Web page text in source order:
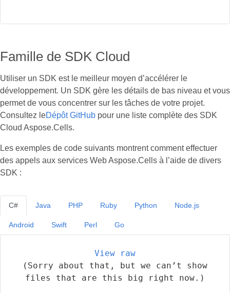
Famille de SDK Cloud
Utiliser un SDK est le meilleur moyen d’accélérer le
développement. Un SDK gère les détails de bas niveau et vous
permet de vous concentrer sur les tâches de votre projet.
Consultez leDépôt GitHub pour une liste complète des SDK
Cloud Aspose.Cells.
Les exemples de code suivants montrent comment effectuer
des appels aux services Web Aspose.Cells à l’aide de divers
SDK :
C#
View raw
(Sorry about that, but we can’t show
files that are this big right now.)
Java PHP Ruby Python Node.js
Android Swift Perl Go